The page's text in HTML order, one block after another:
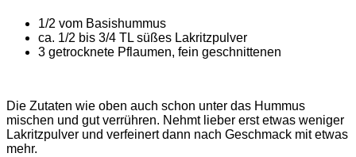
1/2 vom Basishummus
ca. 1/2 bis 3/4 TL süßes Lakritzpulver
3 getrocknete Pflaumen, fein geschnittenen
Die Zutaten wie oben auch schon unter das Hummus
mischen und gut verrühren. Nehmt lieber erst etwas weniger
Lakritzpulver und verfeinert dann nach Geschmack mit etwas
mehr.